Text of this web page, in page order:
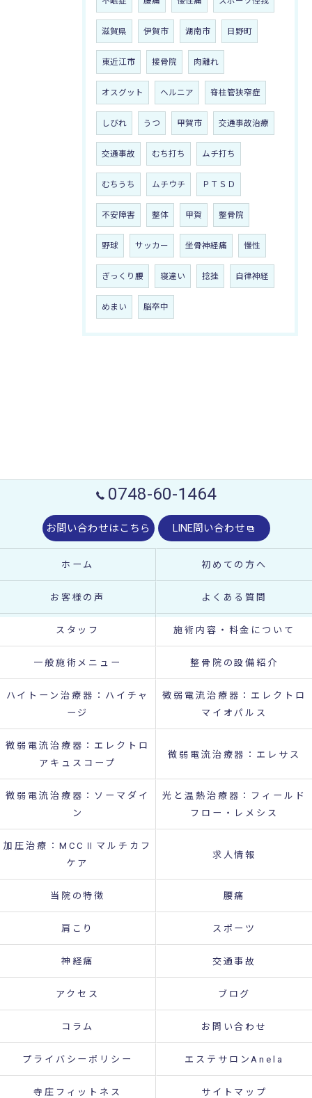
滋賀県 伊賀市 湖南市 日野町
東近江市 接骨院 肉離れ
オスグット ヘルニア 脊柱管狭窄症
しびれ うつ 甲賀市 交通事故治療
交通事故 むち打ち ムチ打ち
むちうち ムチウチ ＰＴＳＤ
不安障害 整体 甲賀 整骨院
野球 サッカー 坐骨神経痛 慢性
ぎっくり腰 寝違い 捻挫 自律神経
めまい 脳卒中
0748-60-1464
お問い合わせはこちら LINE問い合わせ
ホーム 初めての方へ
お客様の声 よくある質問
スタッフ 施術内容・料金について
一般施術メニュー 整骨院の設備紹介
ハイトーン治療器：ハイチャ
ージ
微弱電流治療器：エレクトロ
マイオパルス
微弱電流治療器：エレクトロ
アキュスコープ
微弱電流治療器：エレサス
微弱電流治療器：ソーマダイ
ン
光と温熱治療器：フィールド
フロー・レメシス
加圧治療：MCCⅡマルチカフ
ケア
求人情報
当院の特徴 腰痛
肩こり スポーツ
神経痛 交通事故
アクセス ブログ
コラム お問い合わせ
プライバシーポリシー エステサロンAnela
寺庄フィットネス サイトマップ